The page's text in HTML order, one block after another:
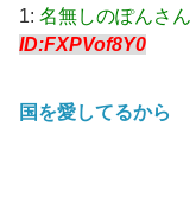
1: 名無しのぽんさん
ID:FXPVof8Y0
国を愛してるから